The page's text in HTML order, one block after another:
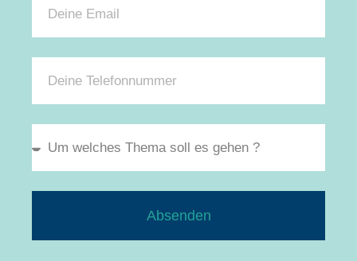
Absenden